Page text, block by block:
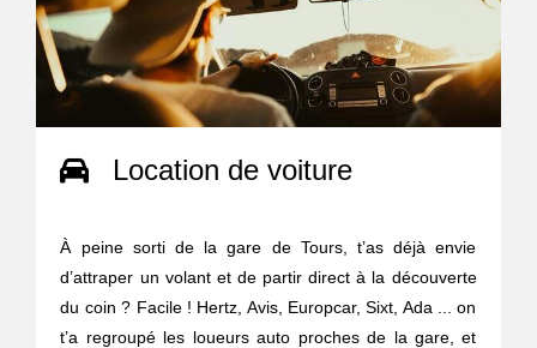
Location de voiture
À peine sorti de la gare de Tours, t’as déjà envie
d’attraper un volant et de partir direct à la découverte
du coin ? Facile ! Hertz, Avis, Europcar, Sixt, Ada ... on
t’a regroupé les loueurs auto proches de la gare, et